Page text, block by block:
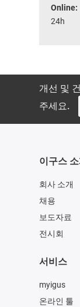
Online:
24h
개선 및
주세요.
이구스 소
회사 소개
채용
보도자료
전시회
서비스
myigus
온라인 툴